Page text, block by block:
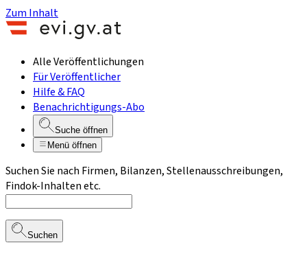
Zum Inhalt
Alle Veröffentlichungen
Für Veröffentlicher
Hilfe & FAQ
Benachrichtigungs-Abo
Suche öffnen
Menü öffnen
Suchen Sie nach Firmen, Bilanzen, Stellenausschreibungen,
Findok-Inhalten etc.
Suchen